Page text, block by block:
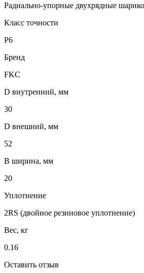
Радиально-упорные двухрядные
Класс точности
P6
Бренд
FKC
D внутренний, мм
30
D внешний, мм
52
B ширина, мм
20
Уплотнение
2RS (двойное резиновое уплотнение)
Вес, кг
0.16
Оставить отзыв